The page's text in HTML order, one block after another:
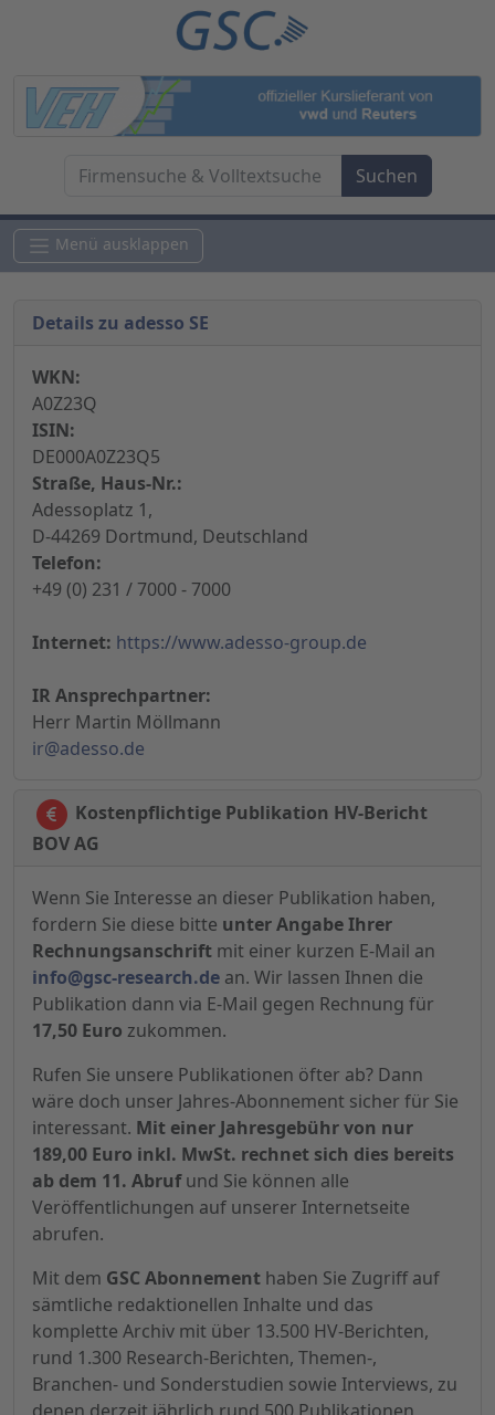
Menü ausklappen
Details zu adesso SE
WKN:
A0Z23Q
ISIN:
DE000A0Z23Q5
Straße, Haus-Nr.:
Adessoplatz 1,
D-44269 Dortmund, Deutschland
Telefon:
+49 (0) 231 / 7000 - 7000
Internet: https://www.adesso-group.de
IR Ansprechpartner:
Herr Martin Möllmann
ir@adesso.de
Kostenpflichtige Publikation HV-Bericht
BOV AG
Wenn Sie Interesse an dieser Publikation haben,
fordern Sie diese bitte unter Angabe Ihrer
Rechnungsanschrift mit einer kurzen E-Mail an
info@gsc-research.de an. Wir lassen Ihnen die
Publikation dann via E-Mail gegen Rechnung für
17,50 Euro zukommen.
Rufen Sie unsere Publikationen öfter ab? Dann
wäre doch unser Jahres-Abonnement sicher für Sie
interessant. Mit einer Jahresgebühr von nur
189,00 Euro inkl. MwSt. rechnet sich dies bereits
ab dem 11. Abrufund Sie können alle
Veröffentlichungen auf unserer Internetseite
abrufen.
Mit dem GSC Abonnement haben Sie Zugriff auf
sämtliche redaktionellen Inhalte und das
komplette Archiv mit über 13.500 HV-Berichten,
rund 1.300 Research-Berichten, Themen-,
Branchen- und Sonderstudien sowie Interviews, zu